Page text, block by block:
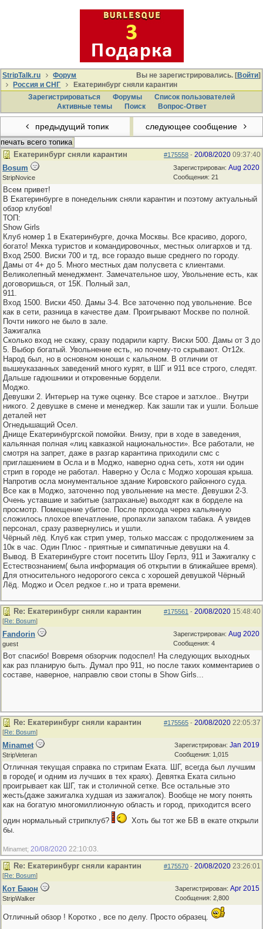
Вы не зарегистрировались. [Войти]
StripTalk.ru
Форум
Россия и СНГ
Екатеринбург сняли карантин
Зарегистрироваться
Форумы
Список пользователей
Активные темы
Поиcк Вопрос-Ответ
предыдущий топик следующее сообщение
печать всего топика
#175558 - 20/08/2020 09:37:40
Екатеринбург сняли карантин
Зарегистрирован: Aug 2020
Сообщения: 21
Bosum
StripNovice
Всем привет!
В Екатеринбурге в понедельник сняли карантин и поэтому актуальный
обзор клубов!
ТОП:
Show Girls
Клуб номер 1 в Екатеринбурге, дочка Москвы. Все красиво, дорого,
богато! Мекка туристов и командировочных, местных олигархов и тд.
Вход 2500. Виски 700 и тд, все гораздо выше среднего по городу.
Дамы от 4+ до 5. Много местных дам полусвета с клиентами.
Великолепный менеджмент. Замечательное шоу, Увольнение есть, как
договоришься, от 15К. Полный зал,
911.
Вход 1500. Виски 450. Дамы 3-4. Все заточенно под увольнение. Все
как в сети, разница в качестве дам. Проигрывают Москве по полной.
Почти никого не было в зале.
Зажигалка
Сколько вход не скажу, сразу подарили карту. Виски 500. Дамы от 3 до
5. Выбор богатый. Увольнение есть, но почему-то скрывают. От12к.
Народ был, но в основном юноши с кальяном. В отличии от
вышеуказанных заведений много курят, в ШГ и 911 все строго, следят.
Дальше гадюшники и откровенные бордели.
Моджо.
Девушки 2. Интерьер на туже оценку. Все старое и затхлое.. Внутри
никого. 2 девушке в смене и менеджер. Как зашли так и ушли. Больше
деталей нет
Огнедышащий Осел.
Днище Екатеринбургской помойки. Внизу, при в ходе в заведения,
кальянная полная «лиц кавказкой национальности». Все работали, не
смотря на запрет, даже в разгар карантина приходили смс с
приглашением в Осла и в Моджо, наверно одна сеть, хотя ни один
стрип в городе не работал. Наверно у Осла с Моджо хорошая крыша.
Напротив осла монументальное здание Кировского районного суда.
Все как в Моджо, заточенно под увольнение на месте. Девушки 2-3.
Очень уставшие и забитые (затраханые) выходят как в борделе на
просмотр. Помещение убитое. После прохода через кальянную
сложилось плохое впечатление, пропахли запахом табака. А увидев
персонал, сразу развернулись и ушли.
Чёрный лёд. Клуб как стрип умер, только массаж с продолжением за
10к в час. Один Плюс - приятные и симпатичные девушки на 4.
Вывод. В Екатеринбурге стоит посетить Шоу Герлз, 911 и Зажигалку с
Естествознанием( была информация об открытии в ближайшее время).
Для относительного недорогого секса с хорошей девушкой Чёрный
Лёд. Моджо и Осел редкое г..но и трата времени.
#175561 - 20/08/2020 15:48:40
Re: Екатеринбург сняли карантин
[Re: Bosum]
Зарегистрирован: Aug 2020
Сообщения: 4
Fandorin
guest
Вот спасибо! Вовремя обзорчик подоспел! На следующих выходных
как раз планирую быть. Думал про 911, но после таких комментариев о
составе, наверное, направлю свои стопы в Show Girls...
#175565 - 20/08/2020 22:05:37
Re: Екатеринбург сняли карантин
[Re: Bosum]
Зарегистрирован: Jan 2019
Сообщения: 1,015
Minamet
StripVeteran
Отличная текущая справка по стрипам Еката. ШГ, всегда был лучшим
в городе( и одним из лучших в тех краях). Девятка Еката сильно
проигрывает как ШГ, так и столичной сетке. Все остальные это
жесть(даже зажигалка худшая из зажигалок). Вообще не могу понять
как на богатую многомиллионную область и город, приходится всего
один нормальный стрипклуб?
Хоть бы тот же БВ в екате открыли
бы.
Minamet; 20/08/2020 22:10:03
#175570 - 20/08/2020 23:26:01
Re: Екатеринбург сняли карантин
[Re: Bosum]
Зарегистрирован: Apr 2015
Сообщения: 2,800
Кот Баюн
StripWalker
Отличный обзор ! Коротко , все по делу. Просто образец.